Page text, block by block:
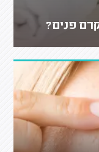
פנים?